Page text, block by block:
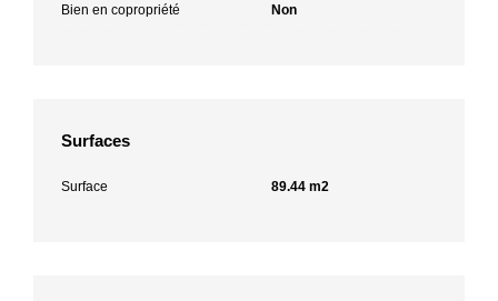
Bien en copropriété Non
Surfaces
Surface 89.44 m2